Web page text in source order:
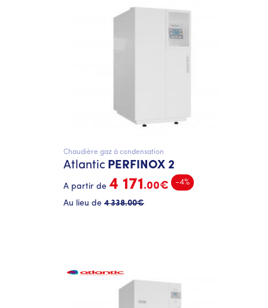
Chaudière gaz à condensation
Atlantic PERFINOX 2
A partir de 4 171.00€ -4%
Au lieu de 4 338.00€